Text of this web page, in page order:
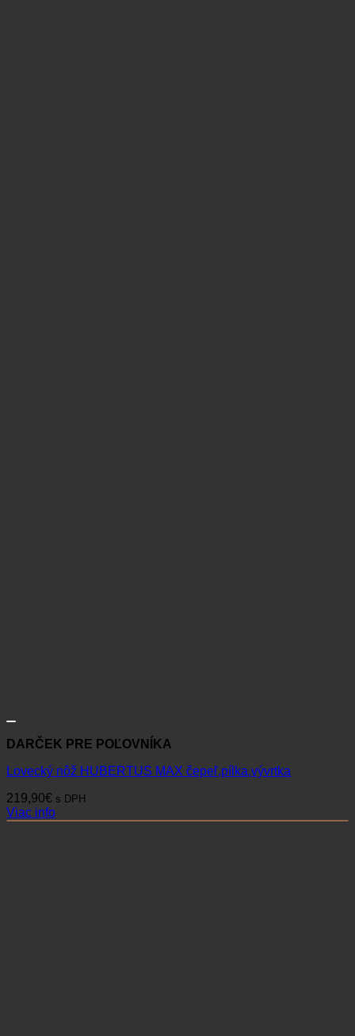
DARČEK PRE POĽOVNÍKA
Lovecký nôž HUBERTUS MAX čepeľ,pílka,vývrtka
219,90€ s DPH
Viac info